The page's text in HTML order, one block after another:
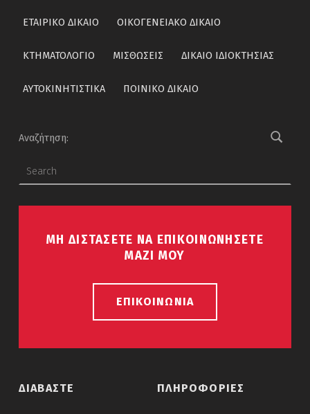
ΕΤΑΙΡΙΚΟ ΔΙΚΑΙΟ ΟΙΚΟΓΕΝΕΙΑΚΟ ΔΙΚΑΙΟ
ΚΤΗΜΑΤΟΛOΓΙΟ ΜΙΣΘΩΣΕΙΣ ΔΙΚΑΙΟ ΙΔΙΟΚΤΗΣΙΑΣ
ΑΥΤΟΚΙΝΗΤΙΣΤΙΚΑ ΠΟΙΝΙΚΟ ΔΙΚΑΙΟ
Αναζήτηση:
ΜΗ ΔΙΣΤΑΣΕΤΕ ΝΑ ΕΠΙΚΟΙΝΩΝΗΣΕΤΕ
ΜΑΖΙ ΜΟΥ
ΕΠΙΚΟΙΝΩΝΙΑ
ΔΙΑΒΑΣΤΕ ΠΛΗΡΟΦΟΡΙΕΣ